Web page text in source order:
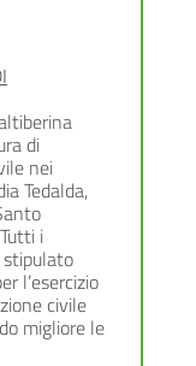
di
nei
Tedalda,
i
l’esercizio
civile
migliore le